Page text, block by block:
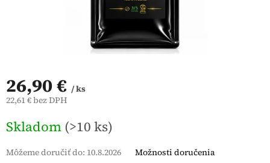
26,90 € / ks
22,61 € bez DPH
cena:
Skladom (>10 ks)
Môžeme doručiť do: 10.8.2026 Možnosti doručenia